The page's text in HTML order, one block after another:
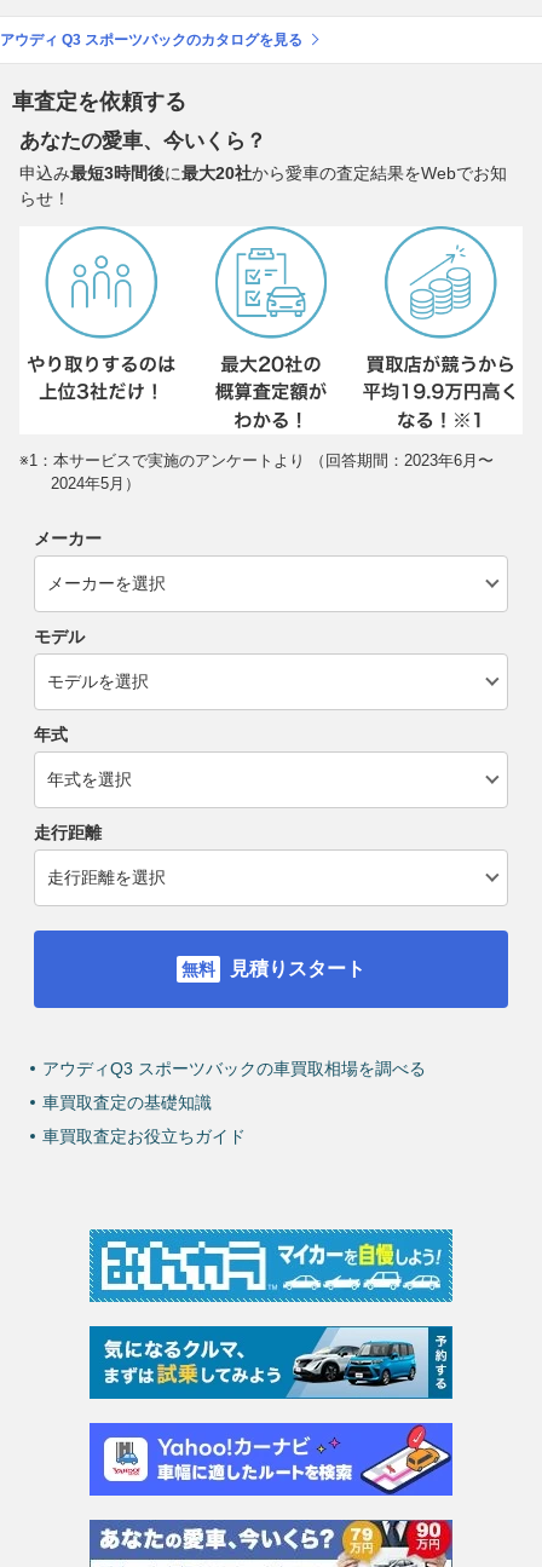
アウディ Q3 スポーツバックのカタログを見る
車査定を依頼する
あなたの愛車、今いくら？
申込み最短3時間後に最大20社から愛車の査定結果をWebでお知
らせ！
※1：本サービスで実施のアンケートより （回答期間：2023年6月〜
2024年5月）
メーカー
モデル
年式
走行距離
見積りスタート
アウディQ3 スポーツバックの車買取相場を調べる
車買取査定の基礎知識
車買取査定お役立ちガイド